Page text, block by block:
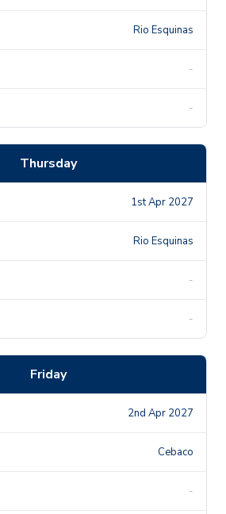
Rio Esquinas
-
-
Thursday
1st Apr 2027
Rio Esquinas
-
-
Friday
2nd Apr 2027
Cebaco
-